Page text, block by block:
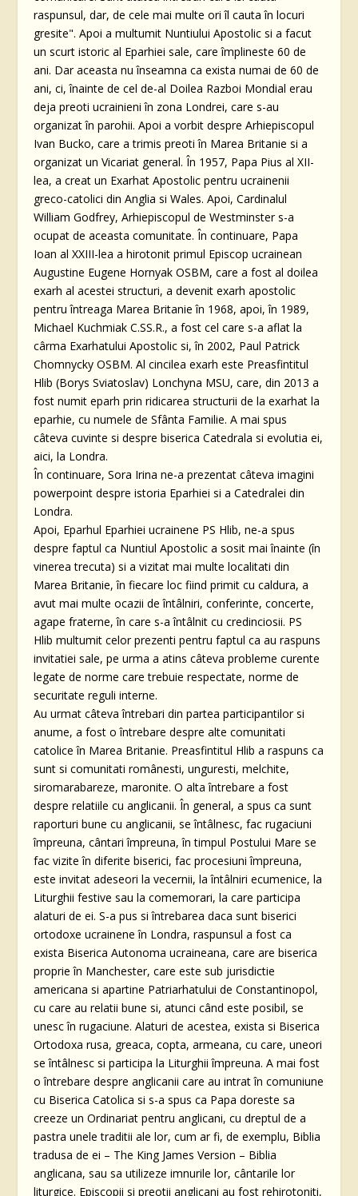
raspunsul, dar, de cele mai multe ori îl cauta în locuri
gresite". Apoi a multumit Nuntiului Apostolic si a facut
un scurt istoric al Eparhiei sale, care împlineste 60 de
ani. Dar aceasta nu înseamna ca exista numai de 60 de
ani, ci, înainte de cel de-al Doilea Razboi Mondial erau
deja preoti ucrainieni în zona Londrei, care s-au
organizat în parohii. Apoi a vorbit despre Arhiepiscopul
Ivan Bucko, care a trimis preoti în Marea Britanie si a
organizat un Vicariat general. În 1957, Papa Pius al XII-
lea, a creat un Exarhat Apostolic pentru ucrainenii
greco-catolici din Anglia si Wales. Apoi, Cardinalul
William Godfrey, Arhiepiscopul de Westminster s-a
ocupat de aceasta comunitate. În continuare, Papa
Ioan al XXIII-lea a hirotonit primul Episcop ucrainean
Augustine Eugene Hornyak OSBM, care a fost al doilea
exarh al acestei structuri, a devenit exarh apostolic
pentru întreaga Marea Britanie în 1968, apoi, în 1989,
Michael Kuchmiak C.SS.R., a fost cel care s-a aflat la
cârma Exarhatului Apostolic si, în 2002, Paul Patrick
Chomnycky OSBM. Al cincilea exarh este Preasfintitul
Hlib (Borys Sviatoslav) Lonchyna MSU, care, din 2013 a
fost numit eparh prin ridicarea structurii de la exarhat la
eparhie, cu numele de Sfânta Familie. A mai spus
câteva cuvinte si despre biserica Catedrala si evolutia ei,
aici, la Londra.
În continuare, Sora Irina ne-a prezentat câteva imagini
powerpoint despre istoria Eparhiei si a Catedralei din
Londra.
Apoi, Eparhul Eparhiei ucrainene PS Hlib, ne-a spus
despre faptul ca Nuntiul Apostolic a sosit mai înainte (în
vinerea trecuta) si a vizitat mai multe localitati din
Marea Britanie, în fiecare loc fiind primit cu caldura, a
avut mai multe ocazii de întâlniri, conferinte, concerte,
agape fraterne, în care s-a întâlnit cu credinciosii. PS
Hlib multumit celor prezenti pentru faptul ca au raspuns
invitatiei sale, pe urma a atins câteva probleme curente
legate de norme care trebuie respectate, norme de
securitate reguli interne.
Au urmat câteva întrebari din partea participantilor si
anume, a fost o întrebare despre alte comunitati
catolice în Marea Britanie. Preasfintitul Hlib a raspuns ca
sunt si comunitati românesti, unguresti, melchite,
siromarabareze, maronite. O alta întrebare a fost
despre relatiile cu anglicanii. În general, a spus ca sunt
raporturi bune cu anglicanii, se întâlnesc, fac rugaciuni
împreuna, cântari împreuna, în timpul Postului Mare se
fac vizite în diferite biserici, fac procesiuni împreuna,
este invitat adeseori la vecernii, la întâlniri ecumenice, la
Liturghii festive sau la comemorari, la care participa
alaturi de ei. S-a pus si întrebarea daca sunt biserici
ortodoxe ucrainene în Londra, raspunsul a fost ca
exista Biserica Autonoma ucraineana, care are biserica
proprie în Manchester, care este sub jurisdictie
americana si apartine Patriarhatului de Constantinopol,
cu care au relatii bune si, atunci când este posibil, se
unesc în rugaciune. Alaturi de acestea, exista si Biserica
Ortodoxa rusa, greaca, copta, armeana, cu care, uneori
se întâlnesc si participa la Liturghii împreuna. A mai fost
o întrebare despre anglicanii care au intrat în comuniune
cu Biserica Catolica si s-a spus ca Papa doreste sa
creeze un Ordinariat pentru anglicani, cu dreptul de a
pastra unele traditii ale lor, cum ar fi, de exemplu, Biblia
tradusa de ei – The King James Version – Biblia
anglicana, sau sa utilizeze imnurile lor, cântarile lor
liturgice. Episcopii si preotii anglicani au fost rehirotoniti,